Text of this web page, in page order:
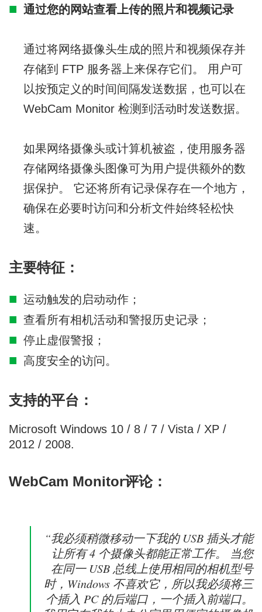
通过您的网站查看上传的照片和视频记录
通过将网络摄像头生成的照片和视频保存并
存储到 FTP 服务器上来保存它们。 用户可
以按预定义的时间间隔发送数据，也可以在
WebCam Monitor 检测到活动时发送数据。
如果网络摄像头或计算机被盗，使用服务器
存储网络摄像头图像可为用户提供额外的数
据保护。 它还将所有记录保存在一个地方，
确保在必要时访问和分析文件始终轻松快
速。
主要特征：
运动触发的启动动作；
查看所有相机活动和警报历史记录；
停止虚假警报；
高度安全的访问。
支持的平台：
Microsoft Windows 10 / 8 / 7 / Vista / XP /
2012 / 2008.
WebCam Monitor评论：
“我必须稍微移动一下我的 USB 插头才能
让所有 4 个摄像头都能正常工作。 当您
在同一 USB 总线上使用相同的相机型号
时，Windows 不喜欢它，所以我必须将三
个插入 PC 的后端口，一个插入前端口。